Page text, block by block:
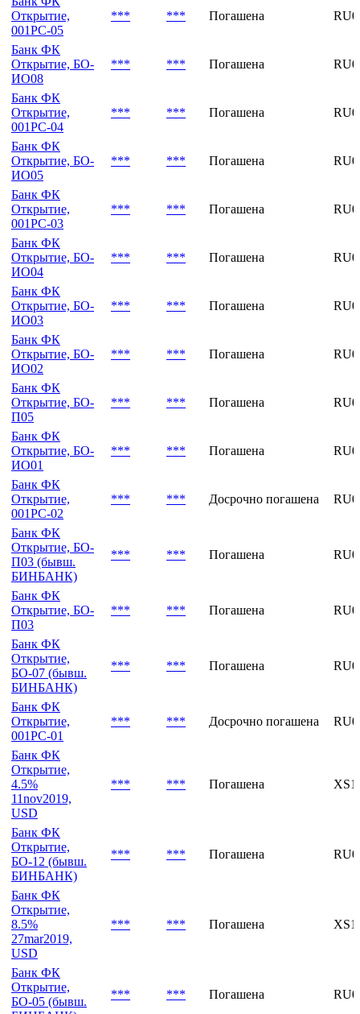
Банк ФК
Открытие,
001PC-07
*** *** Погашена
Банк ФК
Открытие,
001РС-05
*** *** Погашена
Банк ФК
Открытие, БО-
ИО08
*** *** Погашена
Банк ФК
Открытие,
001РС-04
*** *** Погашена
Банк ФК
Открытие, БО-
ИО05
*** *** Погашена
Банк ФК
Открытие,
001PC-03
*** *** Погашена
Банк ФК
Открытие, БО-
ИО04
*** *** Погашена
Банк ФК
Открытие, БО-
ИО03
*** *** Погашена
Банк ФК
Открытие, БО-
ИО02
*** *** Погашена
Банк ФК
Открытие, БО-
П05
*** *** Погашена
Банк ФК
Открытие, БО-
ИО01
*** *** Погашена
Банк ФК
Открытие,
001PC-02
*** *** Досрочно погашена
Открытие, БО-
П03 (бывш.
БИНБАНК)
*** *** Погашена
Банк ФК
Открытие, БО-
П03
*** *** Погашена
Открытие,
БО-07 (бывш.
БИНБАНК)
*** *** Погашена
Банк ФК
Открытие,
001PC-01
Банк ФК
4.5%
11nov2019,
USD
Открытие,
БО-12 (бывш.
БИНБАНК)
Банк ФК
8.5%
27mar2019,
USD